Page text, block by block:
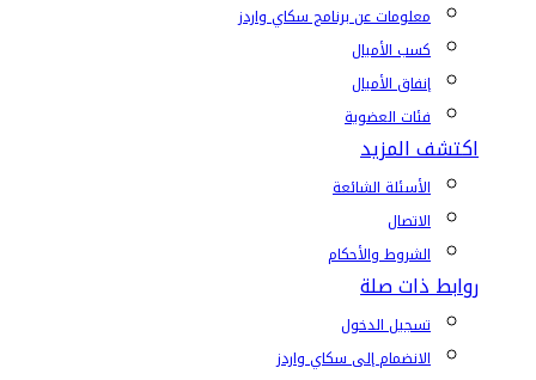
معلومات عن برنامج سكاي واردز
كسب الأميال
إنفاق الأميال
فئات العضوية
اكتشف المزيد
الأسئلة الشائعة
الاتصال
الشروط والأحكام
روابط ذات صلة
تسجيل الدخول
الانضمام إلى سكاي واردز